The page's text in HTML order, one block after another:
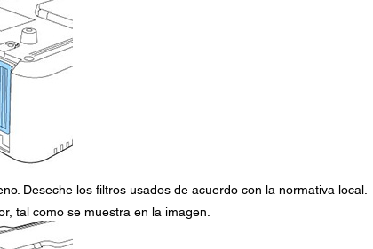
Deseche los filtros usados de acuerdo con la normativa local.
tal como se muestra en la imagen.